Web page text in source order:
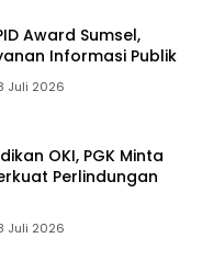
Award Sumsel,
Informasi Publik
Juli 2026
OKI, PGK Minta
Perlindungan
Juli 2026